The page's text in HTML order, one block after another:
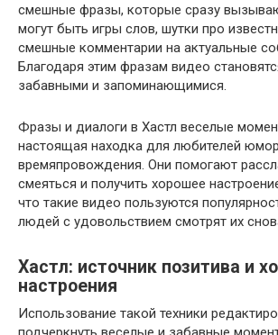
смешные фразы, которые сразу
могут быть игры слов, шутки про
смешные комментарии на актуальные
Благодаря этим фразам видео
забавными и запоминающимися.
Фразы и диалоги в Хастл веселые
настоящая находка для любителей
времяпровождения. Они помогают
смеяться и получить хорошее
что такие видео пользуются
людей с удовольствием смотрят их
Хастл: источник позитива и
настроения
Использование такой техники